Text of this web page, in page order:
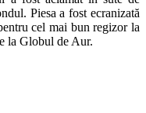
Piesa a fost ecranizată
cel mai bun regizor la
la Globul de Aur.